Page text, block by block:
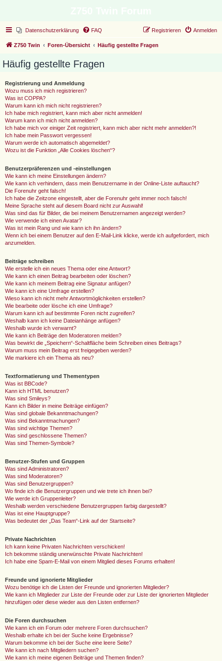
Datenschutzerklärung FAQ Anmelden
Registrieren
Z750 Twin Foren-Übersicht Häufig gestellte Fragen
Häufig gestellte Fragen
Registrierung und Anmeldung
Wozu muss ich mich registrieren?
Was ist COPPA?
Warum kann ich mich nicht registrieren?
Ich habe mich registriert, kann mich aber nicht anmelden!
Warum kann ich mich nicht anmelden?
Ich habe mich vor einiger Zeit registriert, kann mich aber nicht mehr anmelden?!
Ich habe mein Passwort vergessen!
Warum werde ich automatisch abgemeldet?
Wozu ist die Funktion „Alle Cookies löschen“?
Benutzerpräferenzen und -einstellungen
Wie kann ich meine Einstellungen ändern?
Wie kann ich verhindern, dass mein Benutzername in der Online-Liste auftaucht?
Die Forenuhr geht falsch!
Ich habe die Zeitzone eingestellt, aber die Forenuhr geht immer noch falsch!
Meine Sprache steht auf diesem Board nicht zur Auswahl!
Was sind das für Bilder, die bei meinem Benutzernamen angezeigt werden?
Wie verwende ich einen Avatar?
Was ist mein Rang und wie kann ich ihn ändern?
Wenn ich bei einem Benutzer auf den E-Mail-Link klicke, werde ich aufgefordert, mich
anzumelden.
Beiträge schreiben
Wie erstelle ich ein neues Thema oder eine Antwort?
Wie kann ich einen Beitrag bearbeiten oder löschen?
Wie kann ich meinem Beitrag eine Signatur anfügen?
Wie kann ich eine Umfrage erstellen?
Wieso kann ich nicht mehr Antwortmöglichkeiten erstellen?
Wie bearbeite oder lösche ich eine Umfrage?
Warum kann ich auf bestimmte Foren nicht zugreifen?
Weshalb kann ich keine Dateianhänge anfügen?
Weshalb wurde ich verwarnt?
Wie kann ich Beiträge den Moderatoren melden?
Was bewirkt die „Speichern“-Schaltfläche beim Schreiben eines Beitrags?
Warum muss mein Beitrag erst freigegeben werden?
Wie markiere ich ein Thema als neu?
Textformatierung und Thementypen
Was ist BBCode?
Kann ich HTML benutzen?
Was sind Smileys?
Kann ich Bilder in meine Beiträge einfügen?
Was sind globale Bekanntmachungen?
Was sind Bekanntmachungen?
Was sind wichtige Themen?
Was sind geschlossene Themen?
Was sind Themen-Symbole?
Benutzer-Stufen und Gruppen
Was sind Administratoren?
Was sind Moderatoren?
Was sind Benutzergruppen?
Wo finde ich die Benutzergruppen und wie trete ich ihnen bei?
Wie werde ich Gruppenleiter?
Weshalb werden verschiedene Benutzergruppen farbig dargestellt?
Was ist eine Hauptgruppe?
Was bedeutet der „Das Team“-Link auf der Startseite?
Private Nachrichten
Ich kann keine Privaten Nachrichten verschicken!
Ich bekomme ständig unerwünschte Private Nachrichten!
Ich habe eine Spam-E-Mail von einem Mitglied dieses Forums erhalten!
Freunde und ignorierte Mitglieder
Wozu benötige ich die Listen der Freunde und ignorierten Mitglieder?
Wie kann ich Mitglieder zur Liste der Freunde oder zur Liste der ignorierten Mitglieder
hinzufügen oder diese wieder aus den Listen entfernen?
Die Foren durchsuchen
Wie kann ich ein Forum oder mehrere Foren durchsuchen?
Weshalb erhalte ich bei der Suche keine Ergebnisse?
Warum bekomme ich bei der Suche eine leere Seite?
Wie kann ich nach Mitgliedern suchen?
Wie kann ich meine eigenen Beiträge und Themen finden?